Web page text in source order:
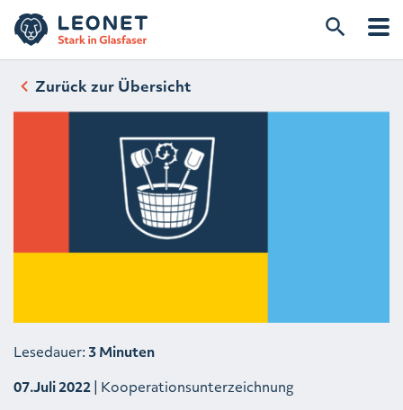
Zurück zur Übersicht
Lesedauer: 3 Minuten
07.Juli 2022| Kooperationsunterzeichnung